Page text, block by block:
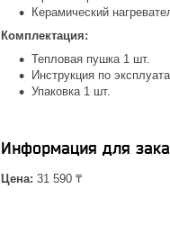
Керамический
Комплектация:
Тепловая пушка 1 шт.
Инструкция по
Упаковка 1 шт.
Информация для
Цена: 31 590 ₸